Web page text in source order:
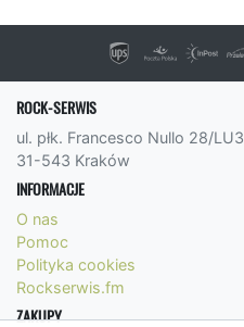
ROCK-SERWIS
ul. płk. Francesco Nullo 28/LU3
31-543 Kraków
INFORMACJE
O nas
Pomoc
Polityka cookies
Rockserwis.fm
ZAKUPY